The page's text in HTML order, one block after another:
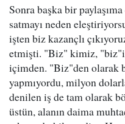
Sonra başka bir
satmayı neden
işten biz kazançlı
etmişti. "Biz" kimiz, "biz"i
içimden. "Biz"den olarak
yapmıyordu, milyon
denilen iş de tam olarak
üstün, alanın daima